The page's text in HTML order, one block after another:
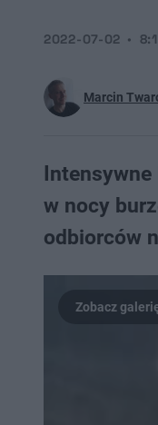
Marcin
2022-07-02
w nocy
odbiorców